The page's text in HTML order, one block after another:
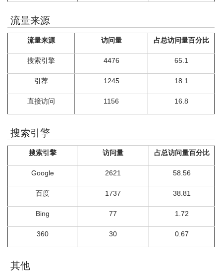
流量来源
流量来源 访问量 占总访问量百分比
搜索引擎 4476 65.1
引荐 1245 18.1
直接访问 1156 16.8
搜索引擎
搜索引擎 访问量 占总访问量百分比
Google 2621 58.56
百度 1737 38.81
Bing 77 1.72
360 30 0.67
其他